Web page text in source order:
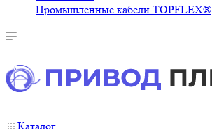
Промышленные кабели TOPFLEX®
Каталог